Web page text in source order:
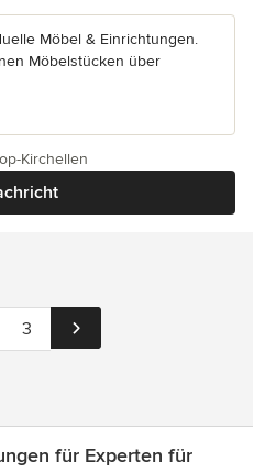
Möbel & Einrichtungen.
Möbelstücken über
Kirchellen
3
für Experten für